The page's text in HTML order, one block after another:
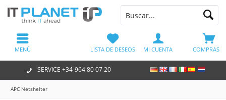
SERVICE +34-964 80 07 20
COMPRAS
LISTA DE DESEOS MI CUENTA
MENÚ
APC Netshelter